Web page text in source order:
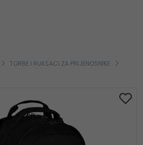
TORBE I RUKSACI ZA PRIJENOSNIKE